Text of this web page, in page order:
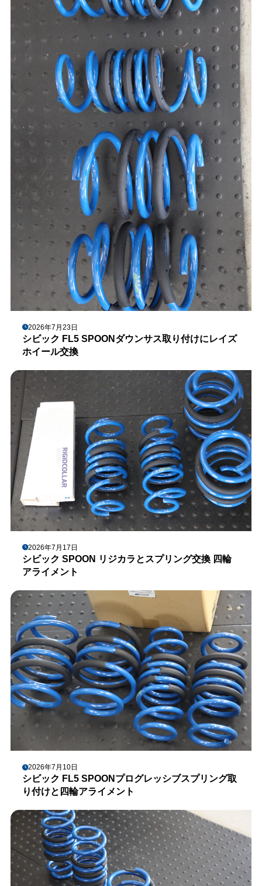
2026年7月23日
シビック FL5 SPOONダウンサス取り付けにレイズ
ホイール交換
2026年7月17日
シビック SPOON リジカラとスプリング交換 四輪
アライメント
2026年7月10日
シビック FL5 SPOONプログレッシブスプリング取
り付けと四輪アライメント